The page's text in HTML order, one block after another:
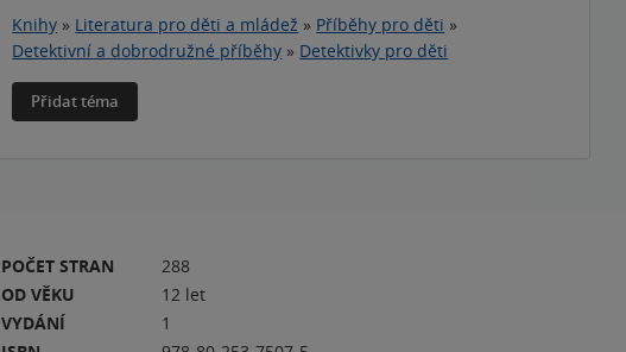
Knihy » Literatura pro děti a mládež » Příběhy pro děti »
Detektivní a dobrodružné příběhy » Detektivky pro děti
Přidat téma
POČET STRAN
288
OD VĚKU
12 let
VYDÁNÍ
1